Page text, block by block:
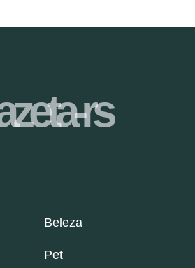
Beleza
Pet
rs